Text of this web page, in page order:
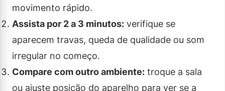
movimento rápido.
Assista por 2 a 3 minutos: verifique se
aparecem travas, queda de qualidade ou som
irregular no começo.
Compare com outro ambiente: troque a sala
ou ajuste posição do aparelho para ver se a